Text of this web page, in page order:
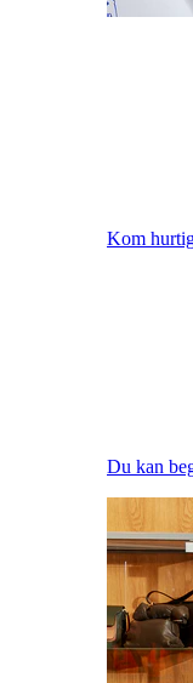
Kom
Du kan